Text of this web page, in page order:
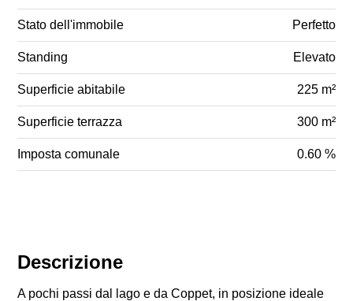
Descrizione
A pochi passi dal lago e da Coppet, in posizione ideale
Stato dell'immobile Perfetto
Standing Elevato
Superficie abitabile 225 m²
Superficie terrazza 300 m²
Imposta comunale 0.60 %